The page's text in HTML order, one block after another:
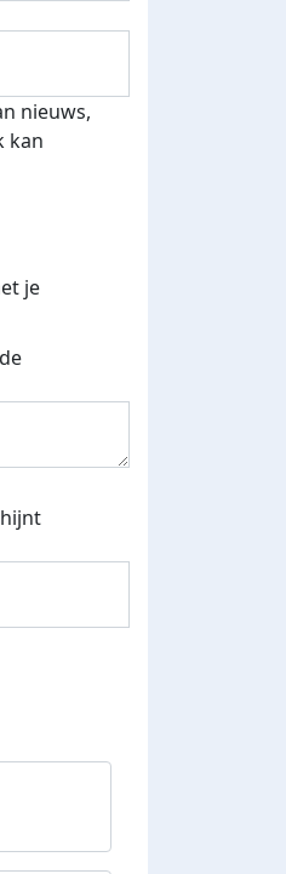
shirt
nieuws,
kan
je